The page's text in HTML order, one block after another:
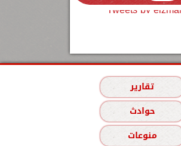
Tweets by
تقارير
حوادث
منوعات